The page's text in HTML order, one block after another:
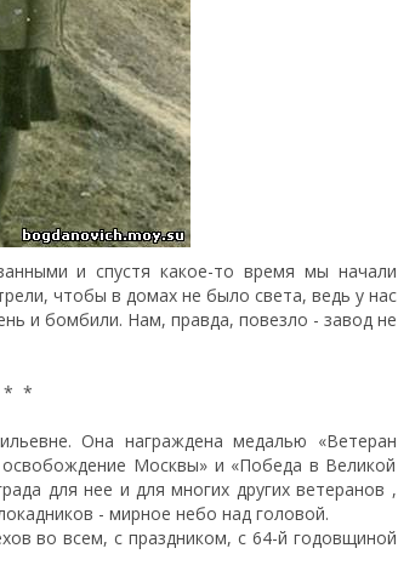
и спустя какое-то время мы начали
чтобы в домах не было света, ведь у нас
и бомбили. Нам, правда, повезло - завод не
*
Она награждена медалью «Ветеран
Москвы» и «Победа в Великой
для нее и для многих других ветеранов ,
- мирное небо над головой.
во всем, с праздником, с 64-й годовщиной